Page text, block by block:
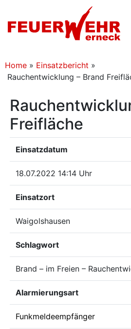
Home » Einsatzbericht »
Rauchentwicklung – Brand
Freifläche
Einsatzdatum
18.07.2022 14:14 Uhr
Einsatzort
Waigolshausen
Schlagwort
Brand – im Freien –
Alarmierungsart
Funkmeldeempfänger